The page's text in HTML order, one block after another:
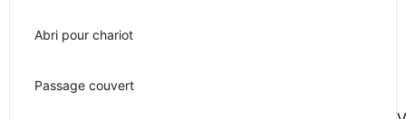
Abri pour chariot
Passage couvert